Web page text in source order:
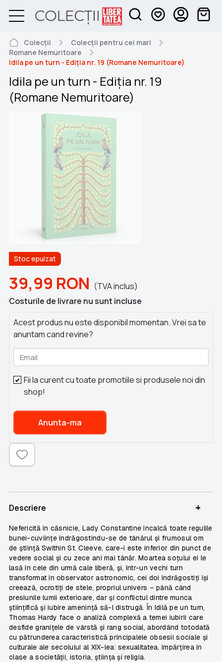
Colecții
Colecții pentru cei mari
Romane Nemuritoare
Idila pe un turn - Ediția nr. 19 (Romane Nemuritoare)
Idila pe un turn - Ediția nr. 19
(Romane Nemuritoare)
Stoc epuizat
39,99 RON (TVA inclus)
Costurile de livrare nu sunt incluse
Acest produs nu este disponibil momentan. Vrei sa te
anuntam cand revine?
Email
Fii la curent cu toate promotiile si produsele noi din
shop!
Anunta-ma
Descriere +
Nefericită în căsnicie, Lady Constantine încalcă toate regulile
bunei-cuviințe îndrăgostindu-se de tânărul și frumosul om
de știință Swithin St. Cleeve, care-i este inferior din punct de
vedere social și cu zece ani mai tânăr. Moartea soțului ei le
lasă în cele din urmă cale liberă, și, într-un vechi turn
transformat în observator astronomic, cei doi îndrăgostiți își
creează, ocrotiți de stele, propriul univers – până când
presiunile lumii exterioare, dar și conflictul dintre munca
științifică și iubire amenință să-l distrugă.În Idilă pe un turn,
Thomas Hardy face o analiză complexă a temei iubirii care
desfide granițele de vârstă și rang social, abordând totodată
cu pătrunderea caracteristică principalele obsesii sociale și
culturale ale secolului al XIX-lea: sexualitatea, împărțirea în
clase a societății, istoria, știința și religia.